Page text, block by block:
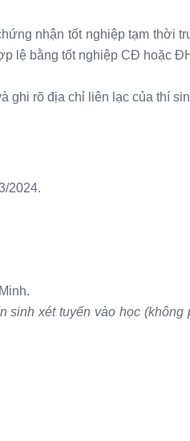
nhận tốt nghiệp tạm thời
lệ bằng tốt nghiệp CĐ hoặc
ghi rõ địa chỉ liên lạc của thí
2024.
xét tuyển vào học (không